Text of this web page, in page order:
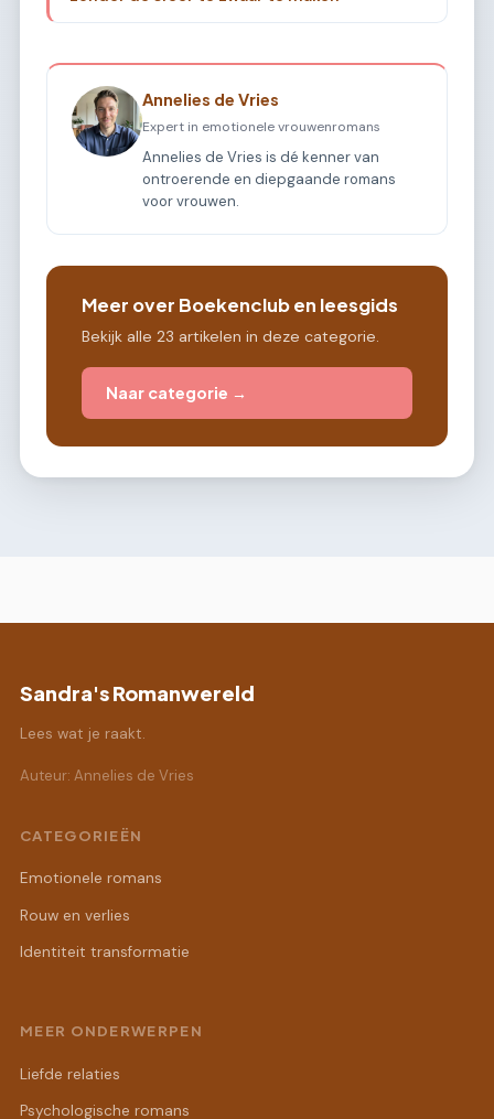
Annelies de Vries
Expert in emotionele vrouwenromans
Annelies de Vries is dé kenner van
ontroerende en diepgaande romans
voor vrouwen.
Meer over Boekenclub en leesgids
Bekijk alle 23 artikelen in deze categorie.
Naar categorie →
Sandra's Romanwereld
Lees wat je raakt.
Auteur: Annelies de Vries
CATEGORIEËN
Emotionele romans
Rouw en verlies
Identiteit transformatie
MEER ONDERWERPEN
Liefde relaties
Psychologische romans